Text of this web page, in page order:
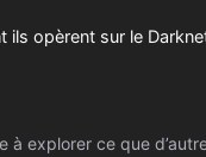
ils opèrent sur le
à explorer ce que